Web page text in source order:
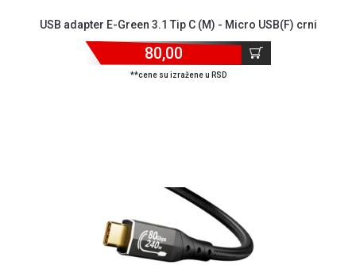
USB adapter E-Green 3.1 Tip C (M) - Micro USB(F) crni
80,00
**cene su izražene u RSD